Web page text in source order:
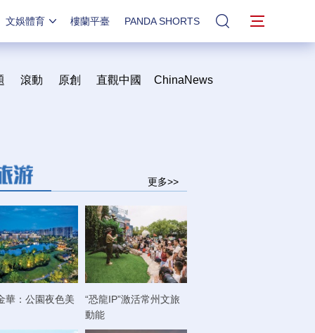
文娛體育 樓蘭平臺 PANDA SHORTS 站內搜索
滾動 原創 直觀中國 ChinaNews
更多>>
華：公園夜色美
“恐龍IP”激活常州文旅
動能